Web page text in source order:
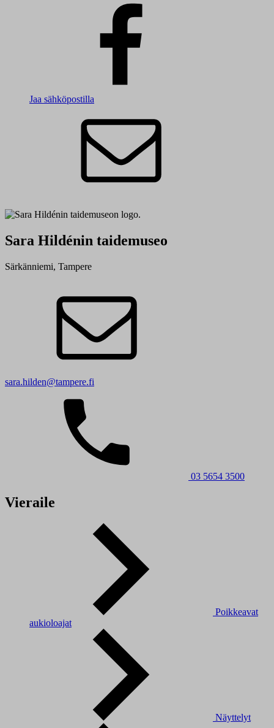
Jaa sähköpostilla
Sara Hildénin taidemuseo
Särkänniemi, Tampere
sara.hilden@tampere.fi
03 5654 3500
Vieraile
Poikkeavat
aukioloajat
Näyttelyt